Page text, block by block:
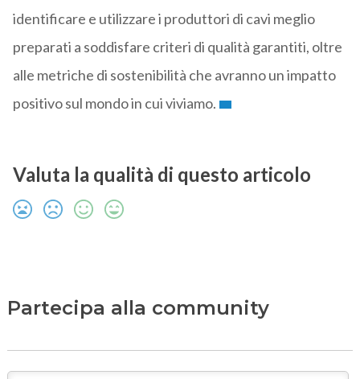
identificare e utilizzare i produttori di cavi meglio
preparati a soddisfare criteri di qualità garantiti, oltre
alle metriche di sostenibilità che avranno un impatto
positivo sul mondo in cui viviamo.
Valuta la qualità di questo articolo
Partecipa alla community